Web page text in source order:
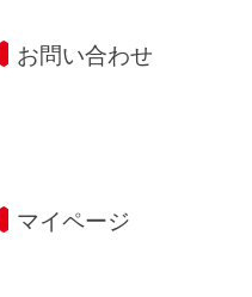
お問い合わせ
マイページ